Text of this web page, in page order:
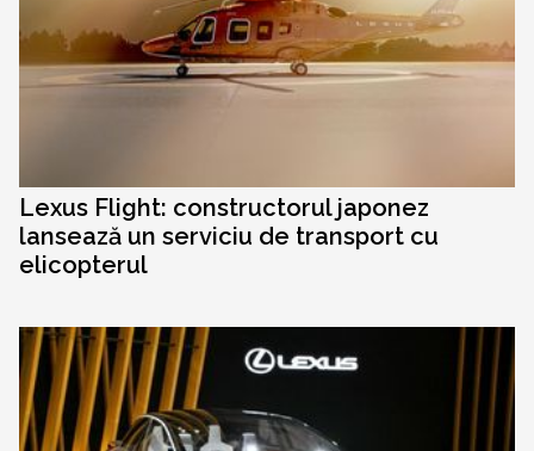
Lexus Flight: constructorul japonez
lansează un serviciu de transport cu
elicopterul